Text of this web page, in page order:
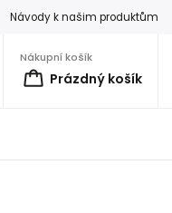
Návody k našim produktům
Nákupní košík
Prázdný košík